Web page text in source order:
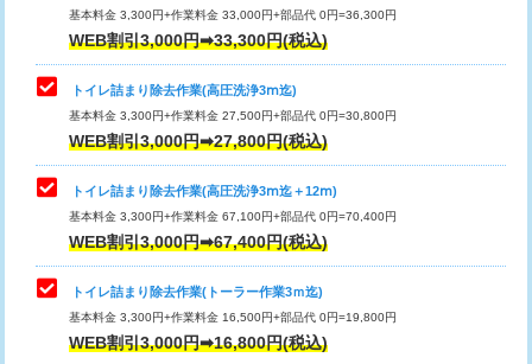
基本料金 3,300円+作業料金 33,000円+部品代 0円=36,300円
WEB割引3,000円➡33,300円(税込)
トイレ詰まり除去作業(高圧洗浄3ⅿ迄)
基本料金 3,300円+作業料金 27,500円+部品代 0円=30,800円
WEB割引3,000円➡27,800円(税込)
トイレ詰まり除去作業(高圧洗浄3ⅿ迄＋12ⅿ)
基本料金 3,300円+作業料金 67,100円+部品代 0円=70,400円
WEB割引3,000円➡67,400円(税込)
トイレ詰まり除去作業(トーラー作業3ｍ迄)
基本料金 3,300円+作業料金 16,500円+部品代 0円=19,800円
WEB割引3,000円➡16,800円(税込)